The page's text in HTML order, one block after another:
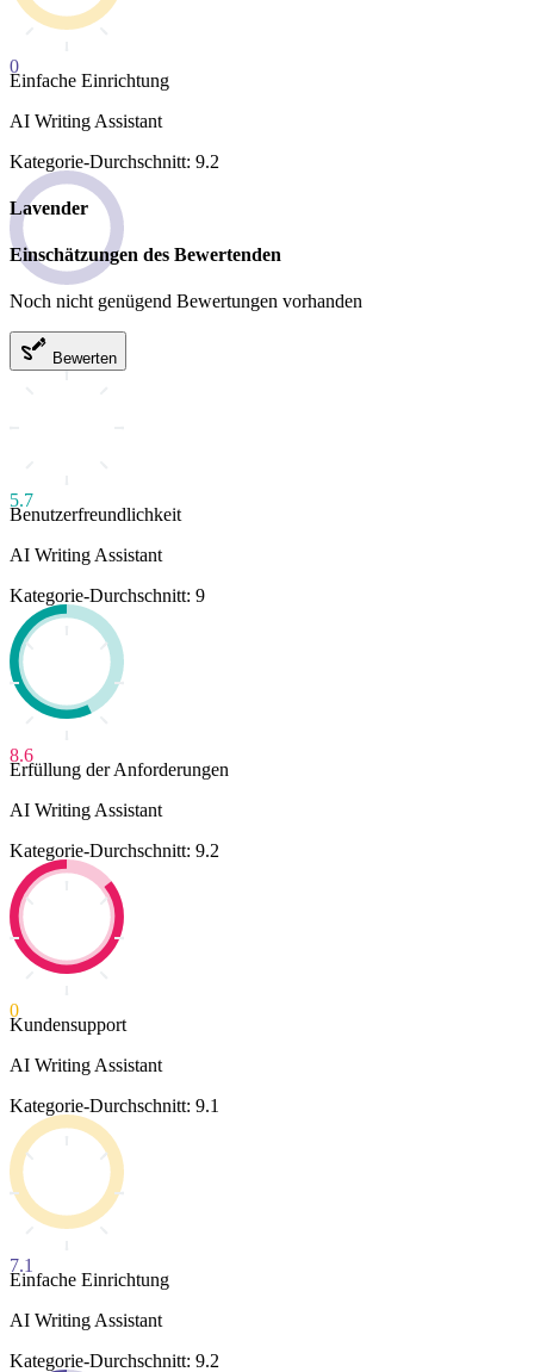
0
Einfache Einrichtung
AI Writing Assistant
Kategorie-Durchschnitt: 9.2
Lavender
Einschätzungen des Bewertenden
Noch nicht genügend Bewertungen vorhanden
Bewerten
5.7
Benutzerfreundlichkeit
AI Writing Assistant
Kategorie-Durchschnitt: 9
8.6
Erfüllung der Anforderungen
AI Writing Assistant
Kategorie-Durchschnitt: 9.2
0
Kundensupport
AI Writing Assistant
Kategorie-Durchschnitt: 9.1
7.1
Einfache Einrichtung
AI Writing Assistant
Kategorie-Durchschnitt: 9.2